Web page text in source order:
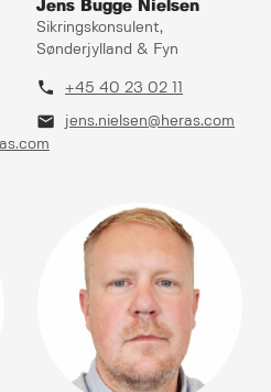
Jens Bugge Nielsen
Sikringskonsulent,
Sønderjylland & Fyn
phone +45 40 23 02 11
mail jens.nielsen@heras.com